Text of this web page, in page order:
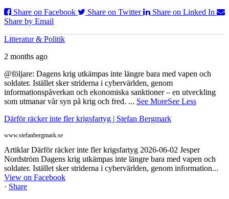
Share on Facebook
Share on Twitter
Share on Linked In
Share by Email
Litteratur & Politik
2 months ago
@följare: Dagens krig utkämpas inte längre bara med vapen och
soldater. Istället sker striderna i cybervärlden, genom
informationspåverkan och ekonomiska sanktioner – en utveckling
som utmanar vår syn på krig och fred. ... See MoreSee Less
Därför räcker inte fler krigsfartyg | Stefan Bergmark
www.stefanbergmark.se
Artiklar Därför räcker inte fler krigsfartyg 2026-06-02 Jesper
Nordström Dagens krig utkämpas inte längre bara med vapen och
soldater. Istället sker striderna i cybervärlden, genom information...
View on Facebook
· Share